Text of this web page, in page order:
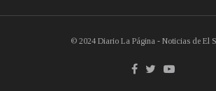
© 2024 Diario La Página - Noticias de El